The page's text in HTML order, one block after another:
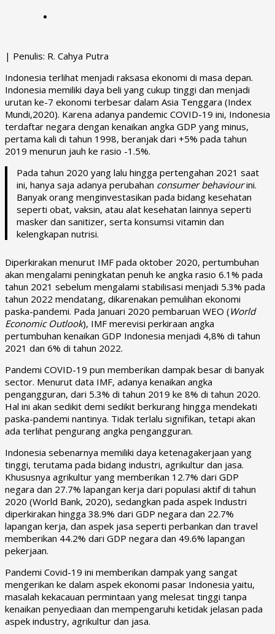
| Penulis: R. Cahya Putra
Indonesia terlihat menjadi raksasa ekonomi di masa depan.
Indonesia memiliki daya beli yang cukup tinggi dan menjadi
urutan ke-7 ekonomi terbesar dalam Asia Tenggara (Index
Mundi,2020). Karena adanya pandemic COVID-19 ini, Indonesia
terdaftar negara dengan kenaikan angka GDP yang minus,
pertama kali di tahun 1998, beranjak dari +5% pada tahun
2019 menurun jauh ke rasio -1.5%.
Pada tahun 2020 yang lalu hingga pertengahan 2021 saat
ini, hanya saja adanya perubahan consumer behaviourini.
Banyak orang menginvestasikan pada bidang kesehatan
seperti obat, vaksin, atau alat kesehatan lainnya seperti
masker dan sanitizer, serta konsumsi vitamin dan
kelengkapan nutrisi.
Diperkirakan menurut IMF pada oktober 2020, pertumbuhan
akan mengalami peningkatan penuh ke angka rasio 6.1% pada
tahun 2021 sebelum mengalami stabilisasi menjadi 5.3% pada
tahun 2022 mendatang, dikarenakan pemulihan ekonomi
paska-pandemi. Pada Januari 2020 pembaruan WEO ( World
Economic Outlook), IMF merevisi perkiraan angka
pertumbuhan kenaikan GDP Indonesia menjadi 4,8% di tahun
2021 dan 6% di tahun 2022.
Pandemi COVID-19 pun memberikan dampak besar di banyak
sector. Menurut data IMF, adanya kenaikan angka
pengangguran, dari 5.3% di tahun 2019 ke 8% di tahun 2020.
Hal ini akan sedikit demi sedikit berkurang hingga mendekati
paska-pandemi nantinya. Tidak terlalu signifikan, tetapi akan
ada terlihat pengurang angka pengangguran.
Indonesia sebenarnya memiliki daya ketenagakerjaan yang
tinggi, terutama pada bidang industri, agrikultur dan jasa.
Khususnya agrikultur yang memberikan 12.7% dari GDP
negara dan 27.7% lapangan kerja dari populasi aktif di tahun
2020 (World Bank, 2020), sedangkan pada aspek Industri
diperkirakan hingga 38.9% dari GDP negara dan 22.7%
lapangan kerja, dan aspek jasa seperti perbankan dan travel
memberikan 44.2% dari GDP negara dan 49.6% lapangan
pekerjaan.
Pandemi Covid-19 ini memberikan dampak yang sangat
mengerikan ke dalam aspek ekonomi pasar Indonesia yaitu,
masalah kekacauan permintaan yang melesat tinggi tanpa
kenaikan penyediaan dan mempengaruhi ketidak jelasan pada
aspek industry, agrikultur dan jasa.